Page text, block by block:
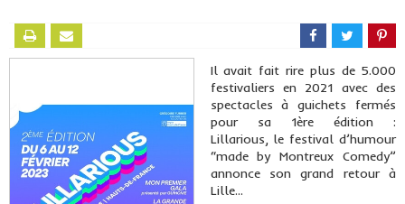
Il avait fait rire plus de 5.000
festivaliers en 2021 avec des
spectacles à guichets fermés
pour sa 1ère édition :
Lillarious, le festival d’humour
“made by Montreux Comedy”
annonce son grand retour à
Lille...